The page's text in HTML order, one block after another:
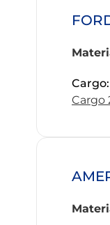
Cargo:
Cargo